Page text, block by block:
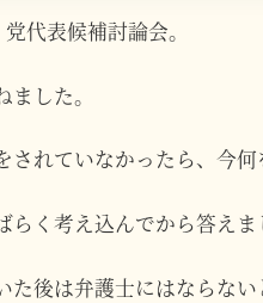
代表候補討論会。
した。
されていなかったら、今
らく考え込んでから答えま
た後は弁護士にはならない